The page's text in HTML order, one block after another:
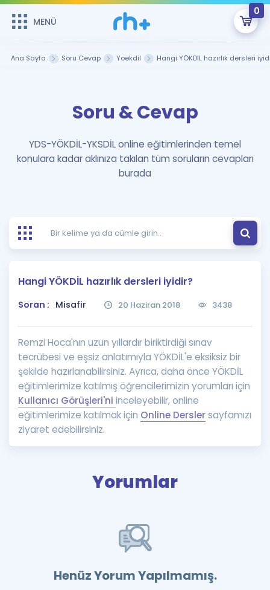
MENÜ
0
Şifremi Hatırlamıyorum
GİRİŞ YAP
Remzi Hoca ile seni sınava hazırlayacak onlarca eğitim seni
bekliyor!
MENÜ
Çalışma Paketleri
Kitaplar ve Kaynaklar
Ücretsiz Kaynaklar
Puan Hesaplama
Rehberlik Aracı
ÖSYM Sınav Takvimi
Kampanyalar
Blog
İngilizce Gramer
Blog
İngilizce Gramer
Hakkımızda
Ana Sayfa Soru Cevap Yoekdil Hangi YÖKDİL hazırlık dersleri
Soru & Cevap
YDS-YÖKDİL-YKSDİL online eğitimlerinden temel
konulara kadar aklınıza takılan tüm soruların cevapları
burada
Hangi YÖKDİL hazırlık dersleri iyidir?
Soran : Misafir 20 Haziran 2018 3438
Remzi Hoca'nın uzun yıllardır biriktirdiği sınav
tecrübesi ve eşsiz anlatımıyla YÖKDİL'e eksiksiz bir
şekilde hazırlanabilirsiniz. Ayrıca, daha önce YÖKDİL
eğitimlerimize katılmış öğrencilerimizin yorumları için
Kullanıcı Görüşleri'ni inceleyebilir, online
eğitimlerimize katılmak için Online Derslersayfamızı
ziyaret edebilirsiniz.
Yorumlar
Henüz Yorum Yapılmamış.